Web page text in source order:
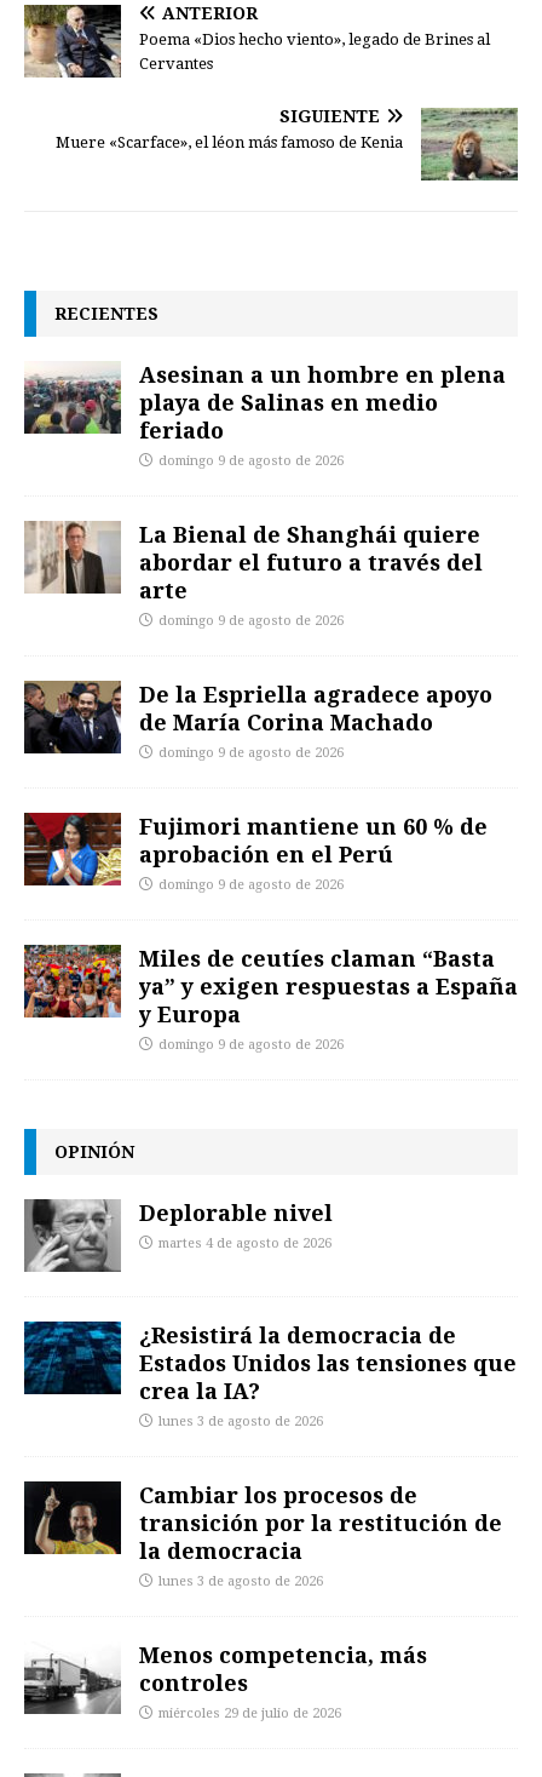
ANTERIOR
Poema «Dios hecho viento», legado de Brines al
Cervantes
SIGUIENTE
Muere «Scarface», el léon más famoso de Kenia
RECIENTES
Asesinan a un hombre en plena
playa de Salinas en medio
feriado
domingo 9 de agosto de 2026
La Bienal de Shanghái quiere
abordar el futuro a través del
arte
domingo 9 de agosto de 2026
De la Espriella agradece apoyo
de María Corina Machado
domingo 9 de agosto de 2026
Fujimori mantiene un 60 % de
aprobación en el Perú
domingo 9 de agosto de 2026
Miles de ceutíes claman “Basta
ya” y exigen respuestas a España
y Europa
domingo 9 de agosto de 2026
OPINIÓN
Deplorable nivel
martes 4 de agosto de 2026
¿Resistirá la democracia de
Estados Unidos las tensiones que
crea la IA?
lunes 3 de agosto de 2026
Cambiar los procesos de
transición por la restitución de
la democracia
lunes 3 de agosto de 2026
Menos competencia, más
controles
miércoles 29 de julio de 2026